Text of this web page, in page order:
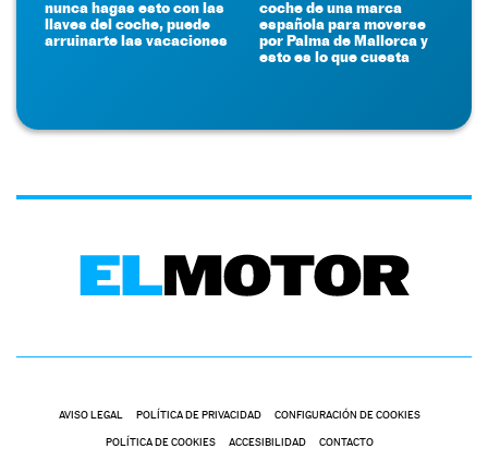
nunca hagas esto con las
llaves del coche, puede
arruinarte las vacaciones
coche de una marca
española para moverse
por Palma de Mallorca y
esto es lo que cuesta
AVISO LEGAL POLÍTICA DE PRIVACIDAD CONFIGURACIÓN DE COOKIES
POLÍTICA DE COOKIES ACCESIBILIDAD CONTACTO